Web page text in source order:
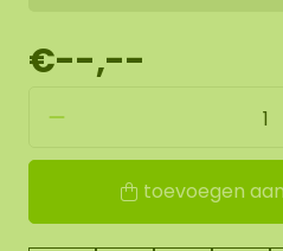
€--,--
toevoegen